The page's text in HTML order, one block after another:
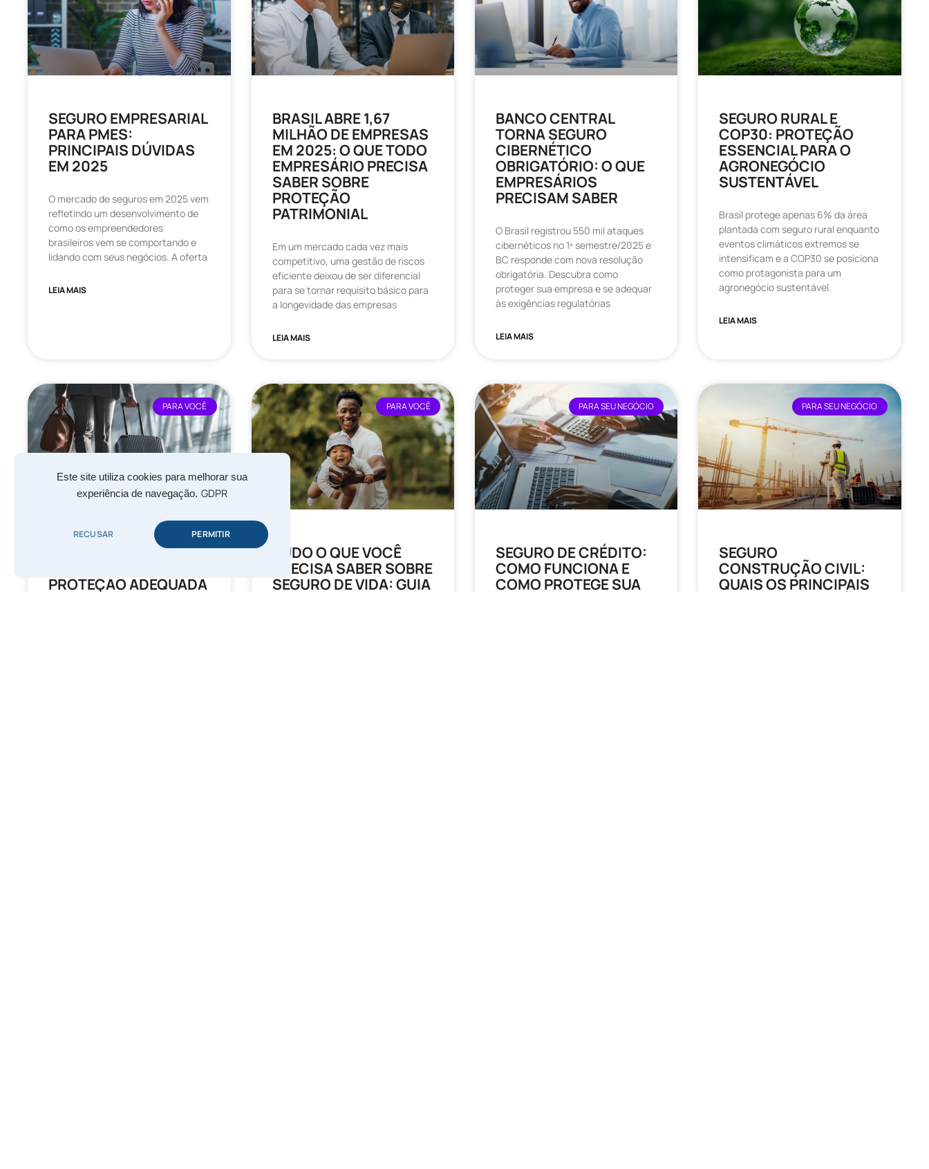
Este site utiliza cookies para melhorar sua
experiência de navegação. GDPR
RECUSAR PERMITIR
SEGURO EMPRESARIAL
PARA PMES:
PRINCIPAIS DÚVIDAS
EM 2025
O mercado de seguros em 2025 vem
refletindo um desenvolvimento de
como os empreendedores
brasileiros vem se comportando e
lidando com seus negócios. A oferta
LEIA MAIS
BRASIL ABRE 1,67
MILHÃO DE EMPRESAS
EM 2025: O QUE TODO
EMPRESÁRIO PRECISA
SABER SOBRE
PROTEÇÃO
PATRIMONIAL
Em um mercado cada vez mais
competitivo, uma gestão de riscos
eficiente deixou de ser diferencial
para se tornar requisito básico para
a longevidade das empresas
LEIA MAIS
BANCO CENTRAL
TORNA SEGURO
CIBERNÉTICO
OBRIGATÓRIO: O QUE
EMPRESÁRIOS
PRECISAM SABER
O Brasil registrou 550 mil ataques
cibernéticos no 1º semestre/2025 e
BC responde com nova resolução
obrigatória. Descubra como
proteger sua empresa e se adequar
às exigências regulatórias
LEIA MAIS
SEGURO RURAL E
COP30: PROTEÇÃO
ESSENCIAL PARA O
AGRONEGÓCIO
SUSTENTÁVEL​
Brasil protege apenas 6% da área
plantada com seguro rural enquanto
eventos climáticos extremos se
intensificam e a COP30 se posiciona
como protagonista para um
agronegócio sustentável.
LEIA MAIS
PARA VOCÊ
PLANO DE SAÚDE
PROTEÇÃO ADEQUADA
PARA VOCÊ
TUDO O QUE VOCÊ
PRECISA SABER SOBRE
SEGURO DE VIDA: GUIA
PARA SEU NEGÓCIO
SEGURO DE CRÉDITO:
COMO FUNCIONA E
COMO PROTEGE SUA
PARA SEU NEGÓCIO
SEGURO
CONSTRUÇÃO CIVIL:
QUAIS OS PRINCIPAIS